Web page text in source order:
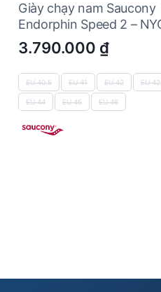
Giày chạy nam Saucony
Endorphin Speed 2 –
3.790.000 ₫
EU 40.5 EU 41 EU 42 EU
EU 44 EU 45 EU 46